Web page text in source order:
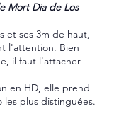
Mort Dia de Los
et ses 3m de haut,
l'attention. Bien
il faut l'attacher
en HD, elle prend
les plus distinguées.